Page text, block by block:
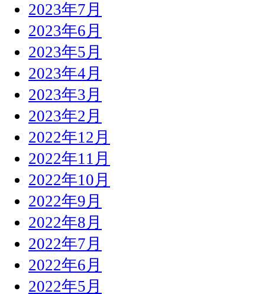
2023年7月
2023年6月
2023年5月
2023年4月
2023年3月
2023年2月
2022年12月
2022年11月
2022年10月
2022年9月
2022年8月
2022年7月
2022年6月
2022年5月